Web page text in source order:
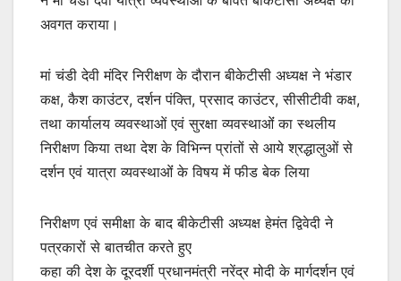
अवगत कराया।
मां चंडी देवी मंदिर निरीक्षण के दौरान बीकेटीसी अध्यक्ष ने भंडार
कक्ष, कैश काउंटर, दर्शन पंक्ति, प्रसाद काउंटर, सीसीटीवी कक्ष,
तथा कार्यालय व्यवस्थाओं एवं सुरक्षा व्यवस्थाओंं का स्थलीय
निरीक्षण किया तथा देश के विभिन्न प्रांतों से आये श्रद्धालुओं से
दर्शन एवं यात्रा व्यवस्थाओंं के विषय में फीड बेक लिया
निरीक्षण एवं समीक्षा के बाद बीकेटीसी अध्यक्ष हेमंत द्विवेदी ने
पत्रकारों से बातचीत करते हुए
कहा की देश के दूरदर्शी प्रधानमंत्री नरेंद्र मोदी के मार्गदर्शन एवं